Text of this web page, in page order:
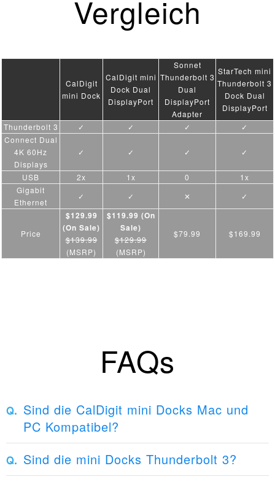
Vergleich
CalDigit
mini Dock
CalDigit mini
Dock Dual
DisplayPort
Sonnet
Thunderbolt 3
Dual
DisplayPort
Adapter
StarTech mini
Thunderbolt 3
Dock Dual
DisplayPort
Thunderbolt 3
✓ ✓ ✓
✓
Connect Dual
4K 60Hz
Displays
✓ ✓ ✓ ✓
USB 2x 1x 0
1x
Gigabit
Ethernet
✓ ✓ ✕ ✓
Price
$129.99
(On Sale)
$139.99
(MSRP)
$119.99 (On
Sale)
$129.99
(MSRP)
$79.99 $169.99
FAQs
Sind die CalDigit mini Docks Mac und
PC Kompatibel?
Sind die mini Docks Thunderbolt 3?